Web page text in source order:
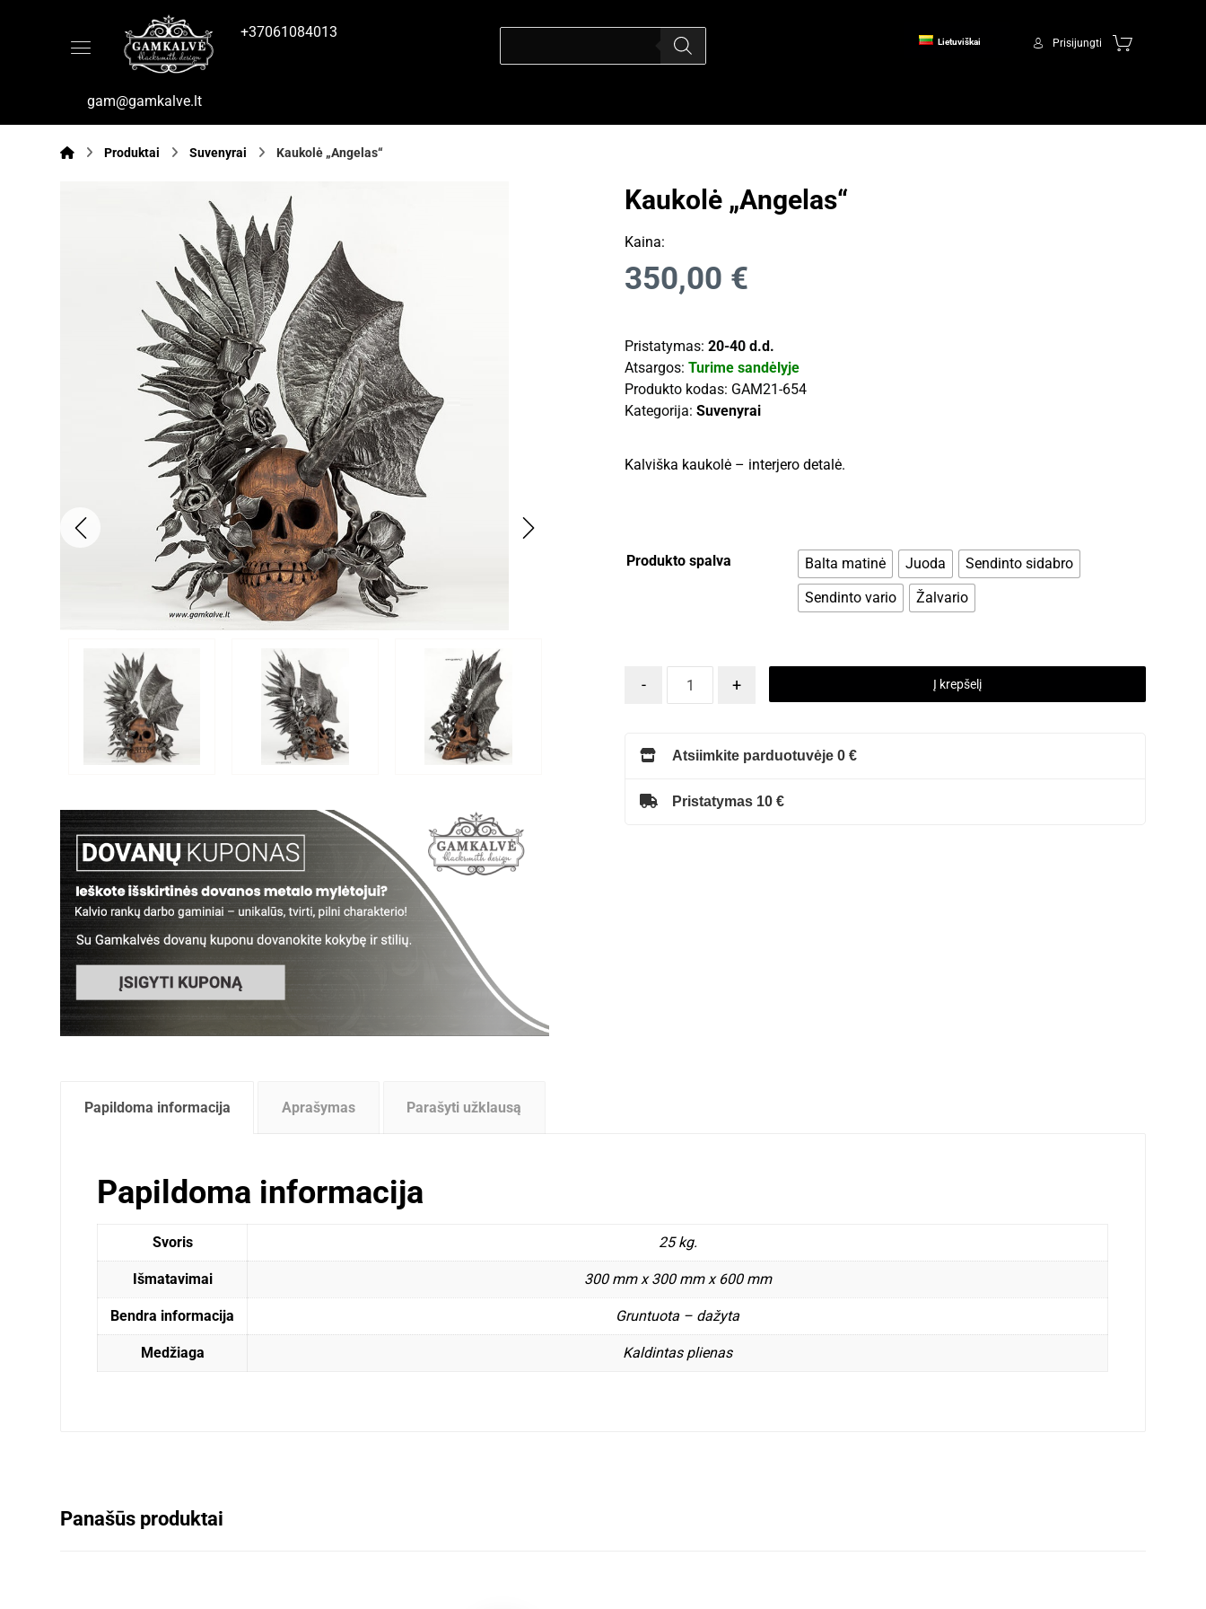
+37061084013
gam@gamkalve.lt
Prisijungti
Lietuviškai
Produktai Suvenyrai Kaukolė „Angelas“
Kaukolė „Angelas“
Kaina:
350,00 €
Pristatymas:20-40 d.d.
Atsargos:Turime sandėlyje
Produkto kodas: GAM21-654
Kategorija:Suvenyrai
Kalviška kaukolė – interjero detalė.
Produkto spalva Balta matinė Juoda
Sendinto sidabro
Sendinto vario
Žalvario
- + Į krepšelį
Atsiimkite parduotuvėje 0 €
Pristatymas 10 €
Papildoma informacija Aprašymas Parašyti užklausą
Papildoma informacija
Svoris 25 kg.
Išmatavimai 300 mm x 300 mm x 600 mm
Bendra informacija Gruntuota – dažyta
Medžiaga Kaldintas plienas
Panašūs produktai